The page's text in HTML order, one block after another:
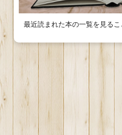
最近読まれた本の一覧を見るこ